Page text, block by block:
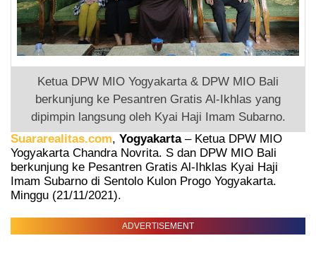
Ketua DPW MIO Yogyakarta & DPW MIO Bali
berkunjung ke Pesantren Gratis Al-Ikhlas yang
dipimpin langsung oleh Kyai Haji Imam Subarno.
Suararealitas.com, Yogyakarta– Ketua DPW MIO
Yogyakarta Chandra Novrita. S dan DPW MIO Bali
berkunjung ke Pesantren Gratis Al-Ihklas Kyai Haji
Imam Subarno di Sentolo Kulon Progo Yogyakarta.
Minggu (21/11/2021).
ADVERTISEMENT